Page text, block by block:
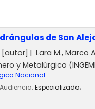
de San
[autor] Lara M., Marco A
y Metalúrgico
Nacional
Especializado;